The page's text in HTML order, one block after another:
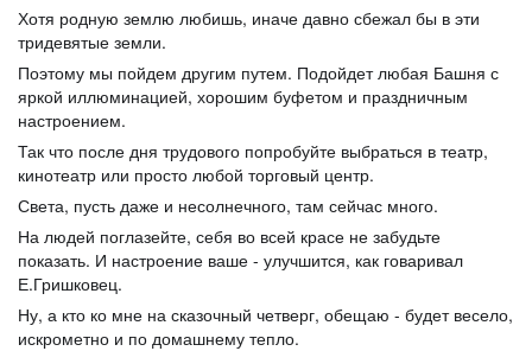
Хотя родную землю любишь, иначе давно сбежал бы в эти
тридевятые земли.
Поэтому мы пойдем другим путем. Подойдет любая Башня с
яркой иллюминацией, хорошим буфетом и праздничным
настроением.
Так что после дня трудового попробуйте выбраться в театр,
кинотеатр или просто любой торговый центр.
Света, пусть даже и несолнечного, там сейчас много.
На людей поглазейте, себя во всей красе не забудьте
показать. И настроение ваше - улучшится, как говаривал
Е.Гришковец.
Ну, а кто ко мне на сказочный четверг, обещаю - будет весело,
искрометно и по домашнему тепло.